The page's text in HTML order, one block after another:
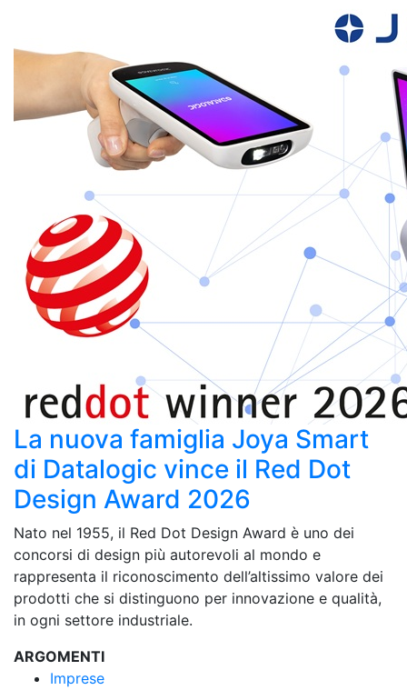
La nuova famiglia Joya Smart
di Datalogic vince il Red Dot
Design Award 2026
Nato nel 1955, il Red Dot Design Award è uno dei
concorsi di design più autorevoli al mondo e
rappresenta il riconoscimento dell’altissimo valore dei
prodotti che si distinguono per innovazione e qualità,
in ogni settore industriale.
ARGOMENTI
Imprese